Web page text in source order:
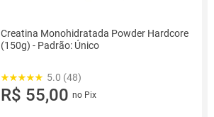
Creatina Monohidratada Powder Hardcore
(150g) - Padrão: Único
5.0 (48)
R$ 55,00 no Pix